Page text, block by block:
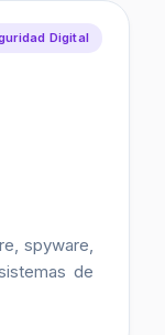
Digital
spyware,
de